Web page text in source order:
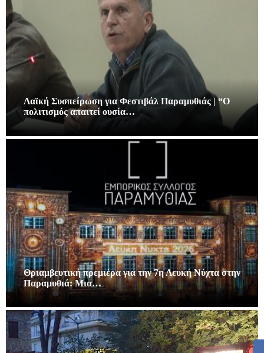
Λαϊκή Συσπείρωση για Φεστιβάλ Παραμυθιάς | “Ο
πολιτισμός απαιτεί ουσία…
Θριαμβευτική πρεμιέρα για την 7η Λευκή Νύχτα στην
Παραμυθιά: Μια…